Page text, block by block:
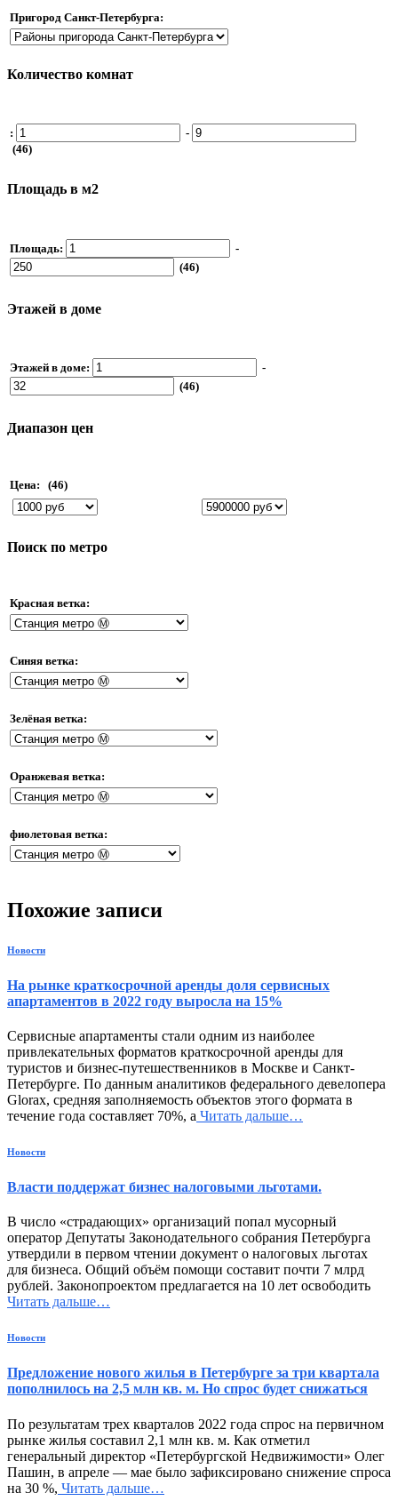
Пригород Санкт-Петербурга:
Количество комнат
:
-
(46)
Площадь в м2
Площадь:
-
(46)
Этажей в доме
Этажей в доме:
-
(46)
Диапазон цен
Цена: (46)
Поиск по метро
Красная ветка:
Синяя ветка:
Зелёная ветка:
Оранжевая ветка:
фиолетовая ветка:
Похожие записи
Новости
На рынке краткосрочной аренды доля сервисных
апартаментов в 2022 году выросла на 15%
Сервисные апартаменты стали одним из наиболее
привлекательных форматов краткосрочной аренды для
туристов и бизнес-путешественников в Москве и Санкт-
Петербурге. По данным аналитиков федерального девелопера
Glorax, средняя заполняемость объектов этого формата в
течение года составляет 70%, а Читать дальше…
Новости
Власти поддержат бизнес налоговыми льготами.
В число «страдающих» организаций попал мусорный
оператор Депутаты Законодательного собрания Петербурга
утвердили в первом чтении документ о налоговых льготах
для бизнеса. Общий объём помощи составит почти 7 млрд
рублей. Законопроектом предлагается на 10 лет освободить
Читать дальше…
Новости
Предложение нового жилья в Петербурге за три квартала
пополнилось на 2,5 млн кв. м. Но спрос будет снижаться
По результатам трех кварталов 2022 года спрос на первичном
рынке жилья составил 2,1 млн кв. м. Как отметил
генеральный директор «Петербургской Недвижимости» Олег
Пашин, в апреле — мае было зафиксировано снижение спроса
на 30 %, Читать дальше…